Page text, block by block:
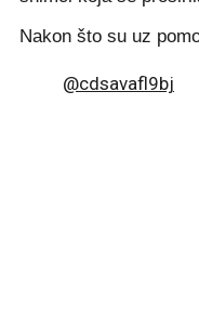
Nakon što su uz
@cdsavafl9bj